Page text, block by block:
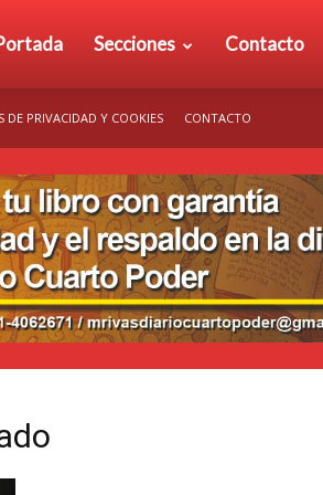
Secciones Contacto
DE PRIVACIDAD Y COOKIES CONTACTO